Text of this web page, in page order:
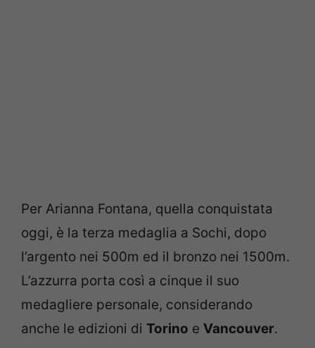
Per Arianna Fontana, quella conquistata
oggi, è la terza medaglia a Sochi, dopo
l’argento nei 500m ed il bronzo nei 1500m.
L’azzurra porta così a cinque il suo
medagliere personale, considerando
anche le edizioni di Torino e Vancouver.